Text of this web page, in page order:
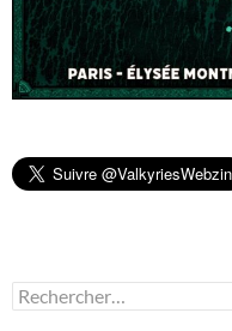
Rechercher :